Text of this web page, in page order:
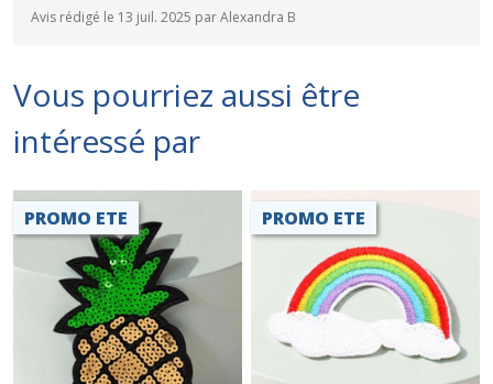
Avis rédigé le 13 juil. 2025 par Alexandra B
Vous pourriez aussi être
intéressé par
PROMO ETE PROMO ETE